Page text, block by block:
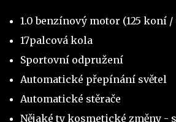
1.0 benzínový motor (125 koní
17palcová kola
Sportovní odpružení
Automatické přepínání světel
Automatické stěrače
Nějaké ty kosmetické změny -